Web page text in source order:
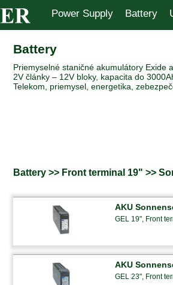
Power Supply Battery
Battery
Priemyselné staničné akumulátory Exide a
2V články – 12V bloky, kapacita do
Telekom, priemysel, energetika,
Battery >> Front terminal 19" >>
AKU
GEL 19", Front
AKU
GEL 23", Front